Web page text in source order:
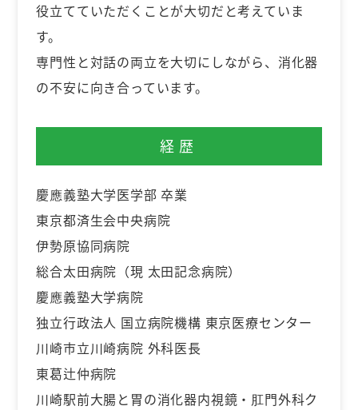
役立てていただくことが大切だと考えていま
す。
専門性と対話の両立を大切にしながら、消化器
の不安に向き合っています。
経歴
慶應義塾大学医学部 卒業
東京都済生会中央病院
伊勢原協同病院
総合太田病院（現 太田記念病院）
慶應義塾大学病院
独立行政法人 国立病院機構 東京医療センター
川崎市立川崎病院 外科医長
東葛辻仲病院
川崎駅前大腸と胃の消化器内視鏡・肛門外科ク